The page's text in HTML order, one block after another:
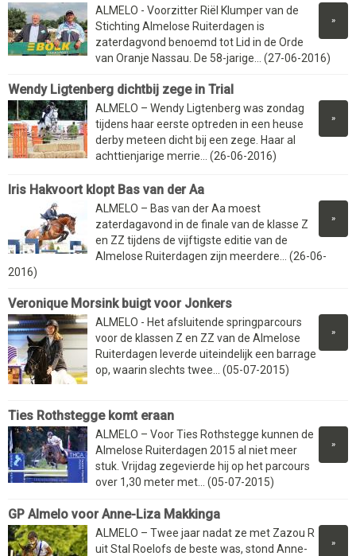
»
ALMELO - Voorzitter Riël Klumper van de
Stichting Almelose Ruiterdagen is
zaterdagvond benoemd tot Lid in de Orde
van Oranje Nassau. De 58-jarige... (27-06-2016)
Wendy Ligtenberg dichtbij zege in Trial
»
ALMELO – Wendy Ligtenberg was zondag
tijdens haar eerste optreden in een heuse
derby meteen dicht bij een zege. Haar al
achttienjarige merrie... (26-06-2016)
Iris Hakvoort klopt Bas van der Aa
»
ALMELO – Bas van der Aa moest
zaterdagavond in de finale van de klasse Z
en ZZ tijdens de vijftigste editie van de
Almelose Ruiterdagen zijn meerdere... (26-06-
2016)
Veronique Morsink buigt voor Jonkers
»
ALMELO - Het afsluitende springparcours
voor de klassen Z en ZZ van de Almelose
Ruiterdagen leverde uiteindelijk een barrage
op, waarin slechts twee... (05-07-2015)
Ties Rothstegge komt eraan
»
ALMELO – Voor Ties Rothstegge kunnen de
Almelose Ruiterdagen 2015 al niet meer
stuk. Vrijdag zegevierde hij op het parcours
over 1,30 meter met... (05-07-2015)
GP Almelo voor Anne-Liza Makkinga
»
ALMELO – Twee jaar nadat ze met Zazou R
uit Stal Roelofs de beste was, stond Anne-